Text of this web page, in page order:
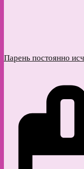
Парень постоянно